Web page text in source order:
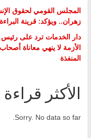
المجلس القومي لحقوق
زهران.. ويؤكد: قرينة
دار الخدمات ترد على رئيس
الأزمة لا ينهي معاناة
المنفذة
الأكثر قراءة
Sorry. No data so far.